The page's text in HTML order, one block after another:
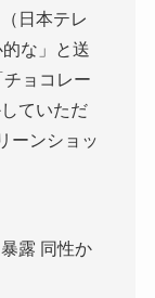
日本テレ
な」と送
ョコレー
ていただ
ーンショッ
露 同性か